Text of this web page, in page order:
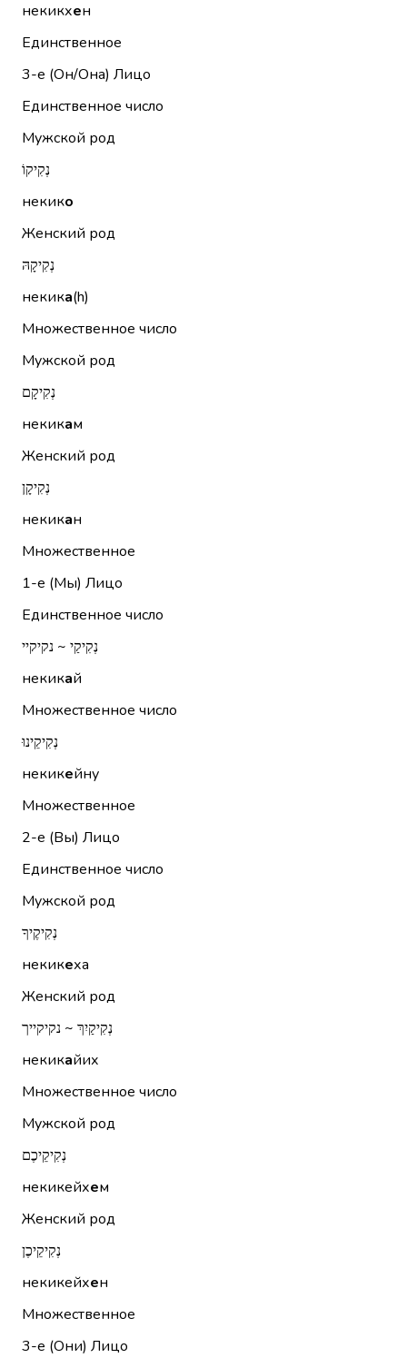
некикхен
Единственное
3-е (Он/Она) Лицо
Единственное число
Мужской род
נְקִיקוֹ
некико
Женский род
נְקִיקָהּ
некика(h)
Множественное число
Мужской род
נְקִיקָם
некикам
Женский род
נְקִיקָן
некикан
Множественное
1-е (Мы) Лицо
Единственное число
נְקִיקַי ~ נקיקיי
некикай
Множественное число
נְקִיקֵינוּ
некикейну
Множественное
2-е (Вы) Лицо
Единственное число
Мужской род
נְקִיקֶיךָ
некикеха
Женский род
נְקִיקַיִךְ ~ נקיקייך
некикайих
Множественное число
Мужской род
נְקִיקֵיכֶם
некикейхем
Женский род
נְקִיקֵיכֶן
некикейхен
Множественное
3-е (Они) Лицо